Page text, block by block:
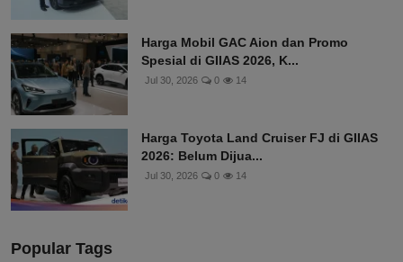
Harga Mobil GAC Aion dan Promo
Spesial di GIIAS 2026, K...
Jul 30, 2026 0 14
Harga Toyota Land Cruiser FJ di GIIAS
2026: Belum Dijua...
Jul 30, 2026 0 14
Popular Tags